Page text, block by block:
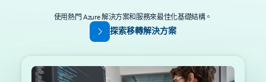
使用熱門 Azure 解決方案和服務來最佳化基礎結構。
探索移轉解決方案